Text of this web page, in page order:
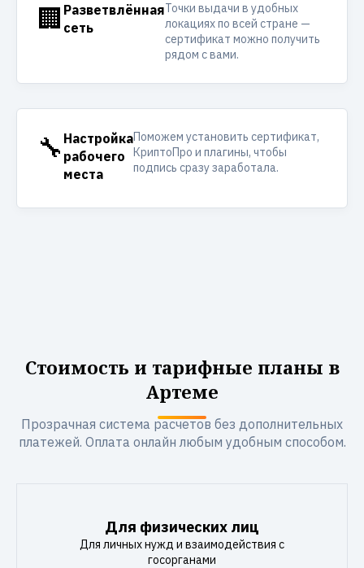
🏢 Разветвлённая
сеть
Точки выдачи в удобных
локациях по всей стране —
сертификат можно получить
рядом с вами.
🔧 Настройка
рабочего
места
Поможем установить сертификат,
КриптоПро и плагины, чтобы
подпись сразу заработала.
Стоимость и тарифные планы в
Артеме
Прозрачная система расчетов без дополнительных
платежей. Оплата онлайн любым удобным способом.
Для физических лиц
Для личных нужд и взаимодействия с
госорганами